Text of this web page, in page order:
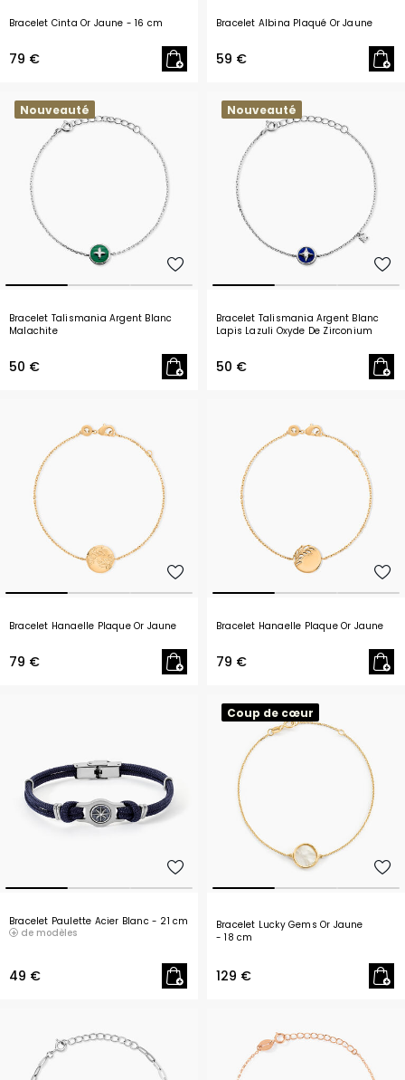
Bracelet Cinta Or Jaune - 16 cm
79 €
Bracelet Albina Plaqué Or Jaune
59 €
Nouveauté
Bracelet Talismania Argent Blanc
Malachite
50 €
Nouveauté
Bracelet Talismania Argent Blanc
Lapis Lazuli Oxyde De Zirconium
50 €
Bracelet Hanaelle Plaque Or Jaune
79 €
Bracelet Hanaelle Plaque Or Jaune
79 €
Bracelet Paulette Acier Blanc - 21 cm
de modèles
49 €
Coup de cœur
Bracelet Lucky Gems Or Jaune
- 18 cm
129 €